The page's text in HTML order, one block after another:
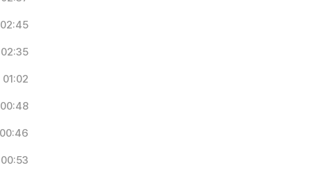
02:45
02:35
01:02
00:48
00:46
00:53